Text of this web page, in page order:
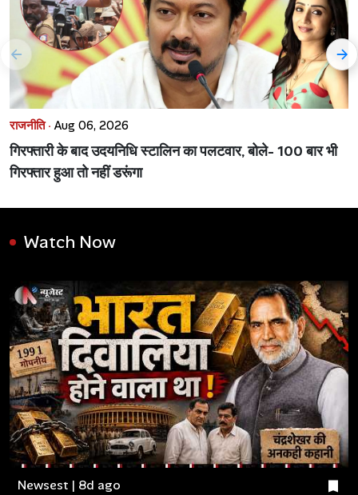
राजनीति · Aug 06, 2026
गिरफ्तारी के बाद उदयनिधि स्टालिन का पलटवार, बोले- 100 बार भी
गिरफ्तार हुआ तो नहीं डरूंगा
Watch Now
Newsest | 8d ago